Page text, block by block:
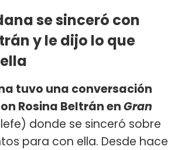
se sinceró con
y le dijo lo que
tuvo una conversación
Rosina Beltrán enGran
donde se sinceró sobre
para con ella. Desde hace